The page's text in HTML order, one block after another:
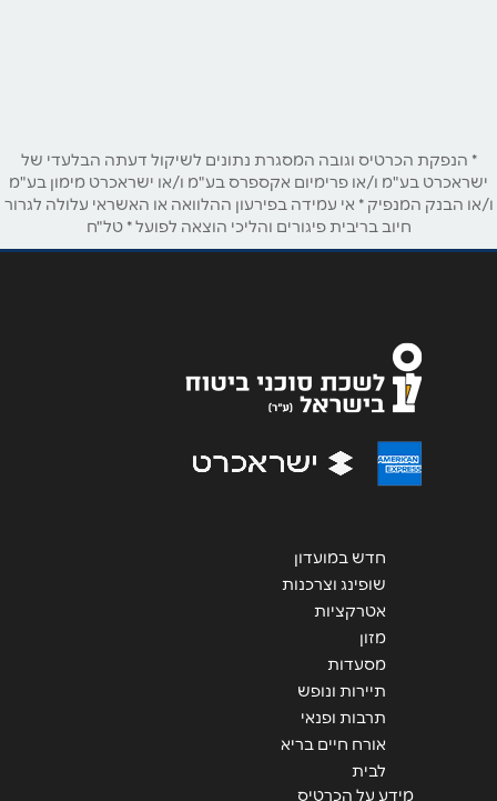
טלפון*
אימייל *
אנא חזרו אלי בקשר ל...
הודעה*
* הנפקת הכרטיס וגובה המסגרת נתונים לשיקול דעתה הבלעדי של
ישראכרט בע"מ ו/או פרימיום אקספרס בע"מ ו/או ישראכרט מימון בע"מ
ו/או הבנק המנפיק * אי עמידה בפירעון ההלוואה או האשראי עלולה לגרור
חיוב בריבית פיגורים והליכי הוצאה לפועל * טל"ח
חדש במועדון
שופינג וצרכנות
אטרקציות
מזון
מסעדות
תיירות ונופש
תרבות ופנאי
אורח חיים בריא
לבית
מידע על הכרטיס